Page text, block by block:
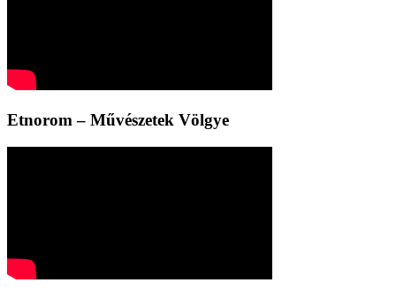
Etnorom – Művészetek Völgye